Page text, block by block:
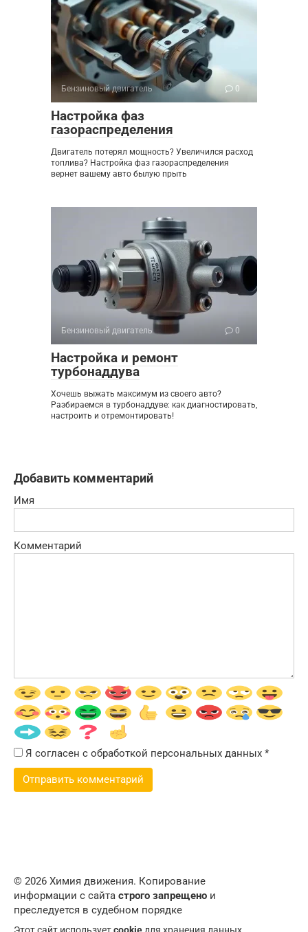
Бензиновый двигатель 0
Настройка фаз
газораспределения
Двигатель потерял мощность? Увеличился расход
топлива? Настройка фаз газораспределения
вернет вашему авто былую прыть
Бензиновый двигатель 0
Настройка и ремонт
турбонаддува
Хочешь выжать максимум из своего авто?
Разбираемся в турбонаддуве: как диагностировать,
настроить и отремонтировать!
Добавить комментарий
Имя
Комментарий
Я согласен с обработкой персональных данных *
© 2026 Химия движения. Копирование
информации с сайта строго запрещено и
преследуется в судебном порядке